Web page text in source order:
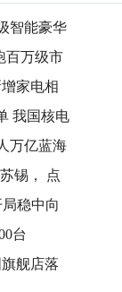
智能豪华
百万级市
家电相
我国核电
万亿蓝海
锡， 点
稳中向
台
舰店落